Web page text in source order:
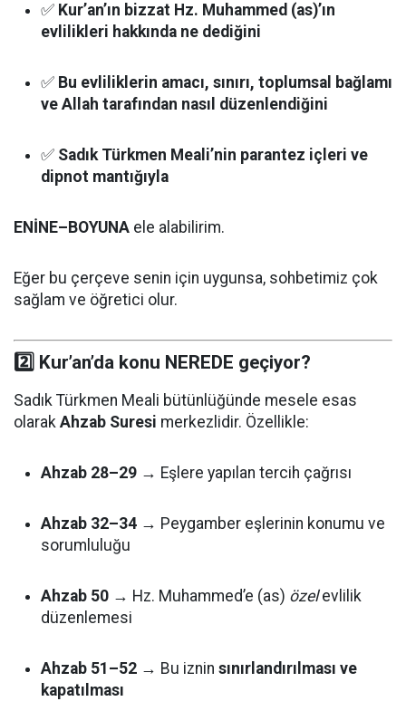
✅ Kur’an’ın bizzat Hz. Muhammed (as)’ın
evlilikleri hakkında ne dediğini
✅ Bu evliliklerin amacı, sınırı, toplumsal bağlamı
ve Allah tarafından nasıl düzenlendiğini
✅ Sadık Türkmen Meali’nin parantez içleri ve
dipnot mantığıyla
ENİNE–BOYUNA ele alabilirim.
Eğer bu çerçeve senin için uygunsa, sohbetimiz çok
sağlam ve öğretici olur.
2️⃣ Kur’an’da konu NEREDE geçiyor?
Sadık Türkmen Meali bütünlüğünde mesele esas
olarak Ahzab Suresi merkezlidir. Özellikle:
Ahzab 28–29 → Eşlere yapılan tercih çağrısı
Ahzab 32–34 → Peygamber eşlerinin konumu ve
sorumluluğu
Ahzab 50 → Hz. Muhammed’e (as) özelevlilik
düzenlemesi
Ahzab 51–52 → Bu iznin sınırlandırılması ve
kapatılması